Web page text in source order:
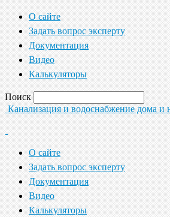
О сайте
Задать вопрос эксперту
Документация
Видео
Калькуляторы
Поиск
Канализация и водоснабжение дома и
О сайте
Задать вопрос эксперту
Документация
Видео
Калькуляторы